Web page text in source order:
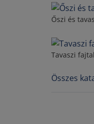
Őszi és
Tavaszi
Összes